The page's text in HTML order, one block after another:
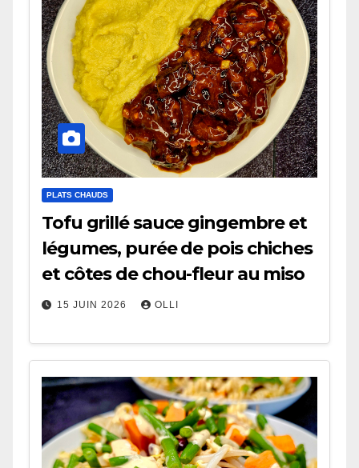
PLATS CHAUDS
Tofu grillé sauce gingembre et
légumes, purée de pois chiches
et côtes de chou-fleur au miso
15 JUIN 2026 OLLI